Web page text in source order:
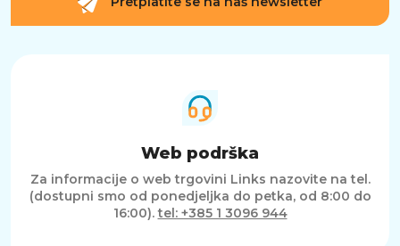
Web podrška
Za informacije o web trgovini Links nazovite na tel.
(dostupni smo od ponedjeljka do petka, od 8:00 do
16:00).tel: +385 1 3096 944